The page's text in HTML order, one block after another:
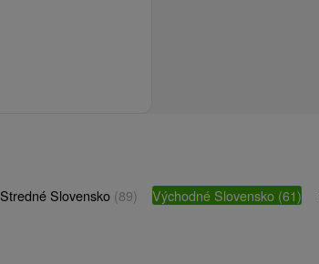
Stredné Slovensko (89) Východné Slovensko (61)